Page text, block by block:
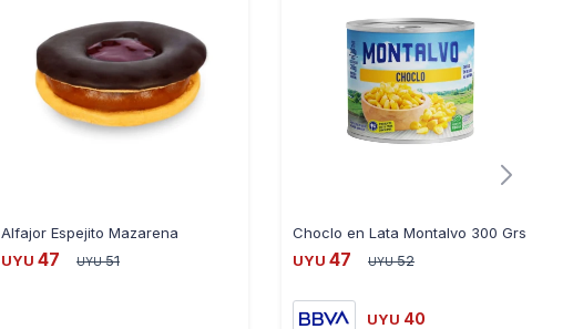
Alfajor Espejito Mazarena
UYU 47 UYU 51
Choclo en Lata Montalvo 300 Grs
UYU 47 UYU 52
UYU 40